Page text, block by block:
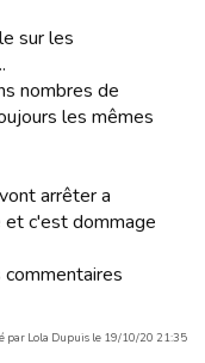
sur les
nombres de
les mêmes
arrêter a
c'est dommage
par Lola Dupuis le 19/10/20 21:35